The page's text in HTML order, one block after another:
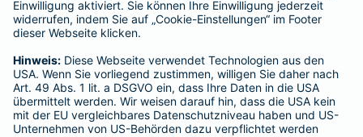
Hausratversicherung
Adresse ändern
Schaden melden
Kilometerstandsmeldung
Serviceübersicht